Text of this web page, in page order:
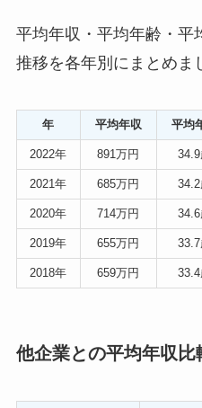
平均年収・平均年齢・平
推移を各年別にまとめま
年 平均年収 平均
2022年 891万円
2021年 685万円
2020年 714万円
2019年 655万円
2018年 659万円
他企業との平均年収比